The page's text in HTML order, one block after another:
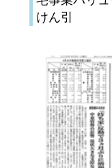
けん引